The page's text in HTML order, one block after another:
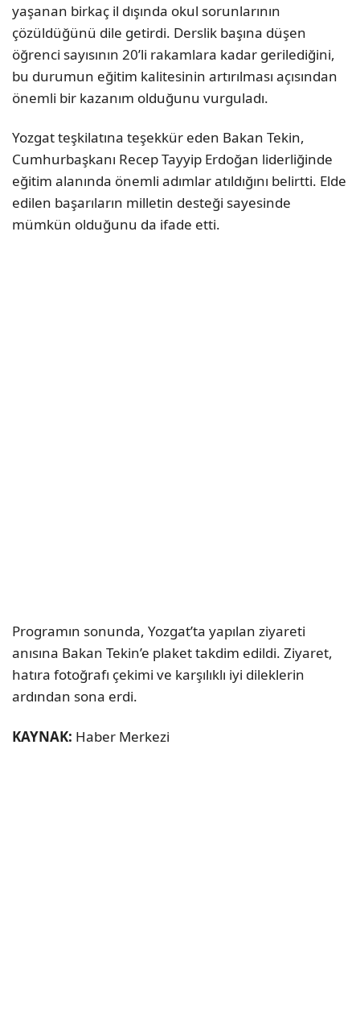
yaşanan birkaç il dışında okul sorunlarının
çözüldüğünü dile getirdi. Derslik başına düşen
öğrenci sayısının 20’li rakamlara kadar gerilediğini,
bu durumun eğitim kalitesinin artırılması açısından
önemli bir kazanım olduğunu vurguladı.
Yozgat teşkilatına teşekkür eden Bakan Tekin,
Cumhurbaşkanı Recep Tayyip Erdoğan liderliğinde
eğitim alanında önemli adımlar atıldığını belirtti. Elde
edilen başarıların milletin desteği sayesinde
mümkün olduğunu da ifade etti.
Programın sonunda, Yozgat’ta yapılan ziyareti
anısına Bakan Tekin’e plaket takdim edildi. Ziyaret,
hatıra fotoğrafı çekimi ve karşılıklı iyi dileklerin
ardından sona erdi.
KAYNAK: Haber Merkezi